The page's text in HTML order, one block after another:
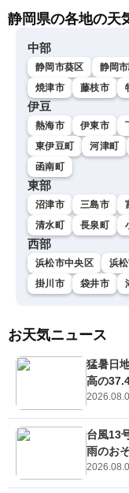
静岡県の各地の天
中部
静岡市葵区 静岡
焼津市
藤枝市
伊豆
熱海市 伊東市
東伊豆町
河津町
函南町
東部
沼津市 三島市
清水町
長泉町
西部
浜松市中央区 浜
掛川市
袋井市
お天気ニュース
猛暑日
高の
台風13
雨のお